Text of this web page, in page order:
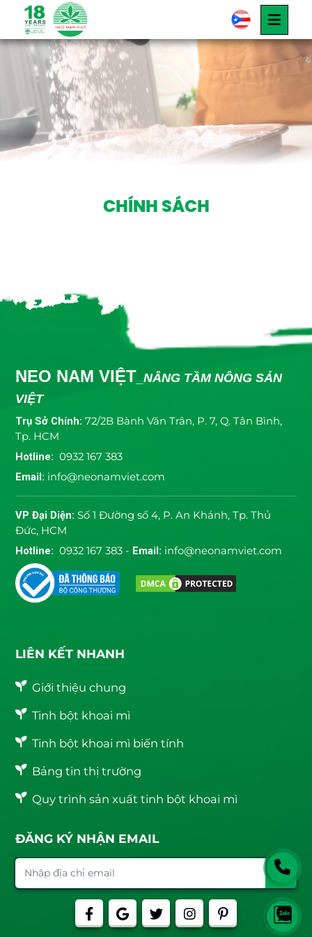
CHÍNH SÁCH
NEO NAM VIỆT _NÂNG TẦM NÔNG SẢN
VIỆT
Trụ Sở Chính: 72/2B Bành Văn Trân, P. 7, Q. Tân Bình,
Tp. HCM
Hotline: 0932 167 383
Email: info@neonamviet.com
VP Đại Diện: Số 1 Đường số 4, P. An Khánh, Tp. Thủ
Đức, HCM
Hotline: 0932 167 383 - Email: info@neonamviet.com
LIÊN KẾT NHANH
Giới thiệu chung
Tinh bột khoai mì
Tinh bột khoai mì biến tính
Bảng tin thị trường
Quy trình sản xuất tinh bột khoai mì
ĐĂNG KÝ NHẬN EMAIL